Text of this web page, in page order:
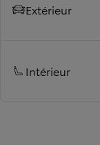
Extérieur
Intérieur